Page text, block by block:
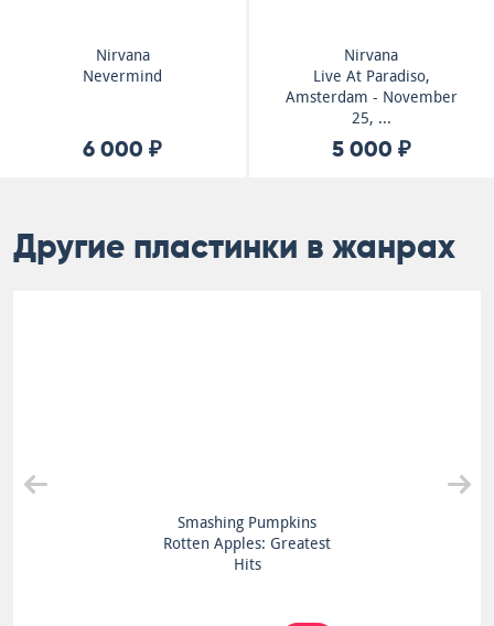
Nirvana
Nevermind
6 000 ₽
Nirvana
Live At Paradiso,
Amsterdam - November
25, ...
5 000 ₽
Другие пластинки в жанрах
Smashing Pumpkins
Rotten Apples: Greatest
Hits